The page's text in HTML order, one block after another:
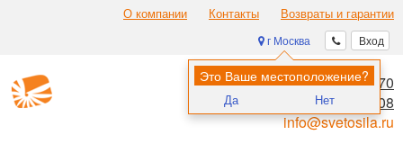
О компании Контакты Возвраты и гарантии
Вход
г Москва
Это Ваше местоположение?
Да Нет
8 (495) 970-00-70
8 (800) 700-11-08
info@svetosila.ru